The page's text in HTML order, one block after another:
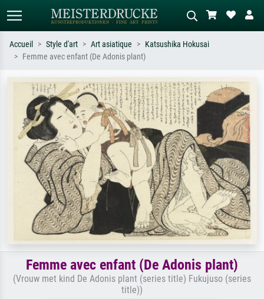
Recherchez par artiste, titre ou style –
ex. Monet, Nuit étoilée,
impressionnisme, vague de Hokusai,
nu.
Décrivez la scène – ex. prairie verte,
abstrait avec beaucoup de rouge,
tableau sombre, nu debout près d'un
arbre.
Accueil Style d'art Art asiatique
Katsushika Hokusai
Femme avec enfant (De Adonis plant)
Femme avec enfant (De Adonis plant)
(Vrouw met kind De Adonis plant (series title) Fukujuso (series
title))